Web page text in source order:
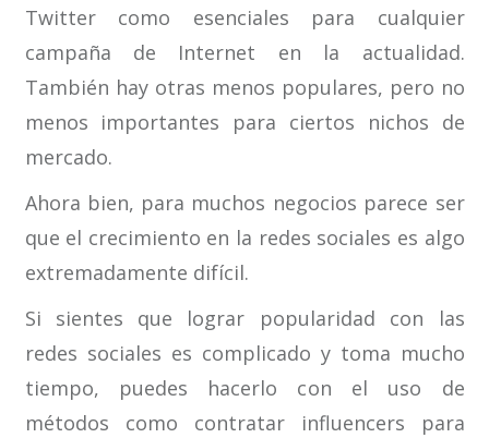
Twitter como esenciales para cualquier
campaña de Internet en la actualidad.
También hay otras menos populares, pero no
menos importantes para ciertos nichos de
mercado.
Ahora bien, para muchos negocios parece ser
que el crecimiento en la redes sociales es algo
extremadamente difícil.
Si sientes que lograr popularidad con las
redes sociales es complicado y toma mucho
tiempo, puedes hacerlo con el uso de
métodos como contratar influencers para